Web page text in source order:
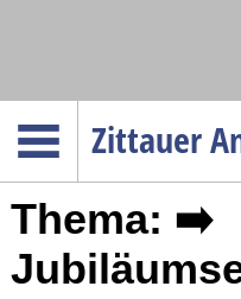
Zittauer
Menüpunkte
Startseite
Gesellschaft
Thema: ➡️